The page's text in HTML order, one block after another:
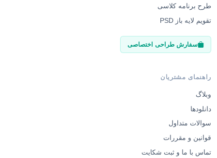
طرح برنامه کلاسی
تقویم لایه باز PSD
سفارش طراحی اختصاصی
راهنمای مشتریان
وبلاگ
دانلودها
سوالات متداول
قوانین و مقررات
تماس با ما و ثبت شکایت